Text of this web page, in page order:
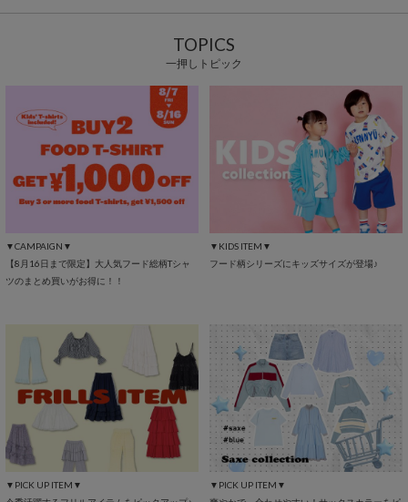
TOPICS
一押しトピック
▼CAMPAIGN▼
【8月16日まで限定】大人気フード総柄Tシャ
ツのまとめ買いがお得に！！
▼KIDS ITEM▼
フード柄シリーズにキッズサイズが登場♪
▼PICK UP ITEM▼
▼PICK UP ITEM▼